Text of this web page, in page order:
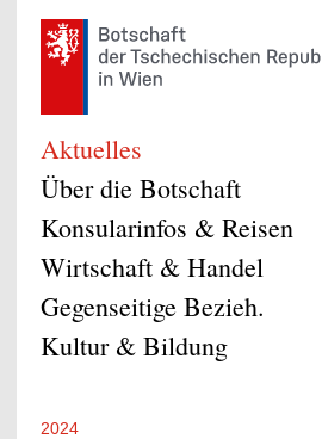
Aktuelles
Über die Botschaft
Konsularinfos & Reisen
Wirtschaft & Handel
Gegenseitige Bezieh.
Kultur & Bildung
2024